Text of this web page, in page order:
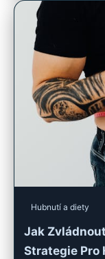
Hubnutí a diety
Jak
Strategie Pro